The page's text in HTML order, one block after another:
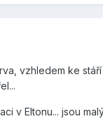
vzhledem ke
v Eltonu... jsou